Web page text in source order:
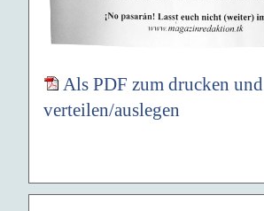
Als PDF zum drucken und
verteilen/auslegen